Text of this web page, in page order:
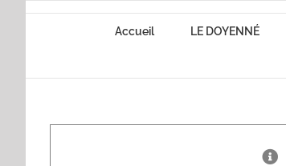
Passer
Accueil LE DOYENNÉ